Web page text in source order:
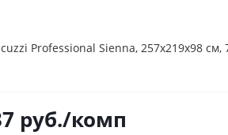
Professional Sienna, 257x219х98 см,
руб./комп